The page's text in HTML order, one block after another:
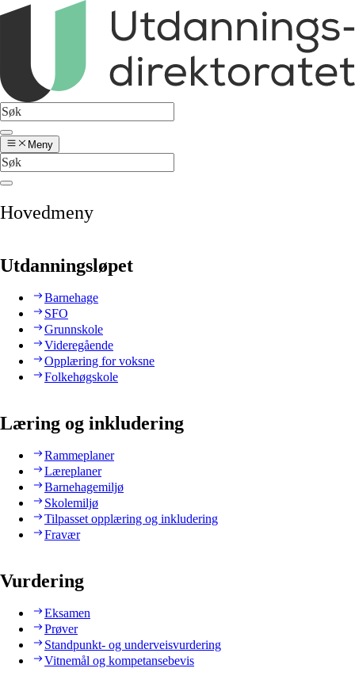
Meny
Hovedmeny
Utdanningsløpet
Barnehage
SFO
Grunnskole
Videregående
Opplæring for voksne
Folkehøgskole
Læring og inkludering
Rammeplaner
Læreplaner
Barnehagemiljø
Skolemiljø
Tilpasset opplæring og inkludering
Fravær
Vurdering
Eksamen
Prøver
Standpunkt- og underveisvurdering
Vitnemål og kompetansebevis